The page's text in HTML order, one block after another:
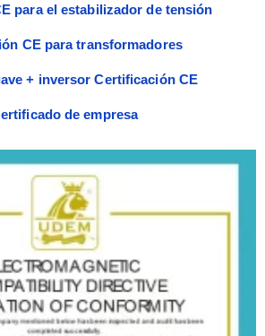
para el estabilizador de tensión
CE para transformadores
+ inversor Certificación CE
de empresa